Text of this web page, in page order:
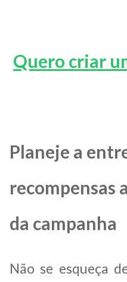
Quero criar
Planeje a
recompensas
da campanha
Não se esqueça